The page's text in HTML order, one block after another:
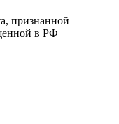
признанной
в РФ